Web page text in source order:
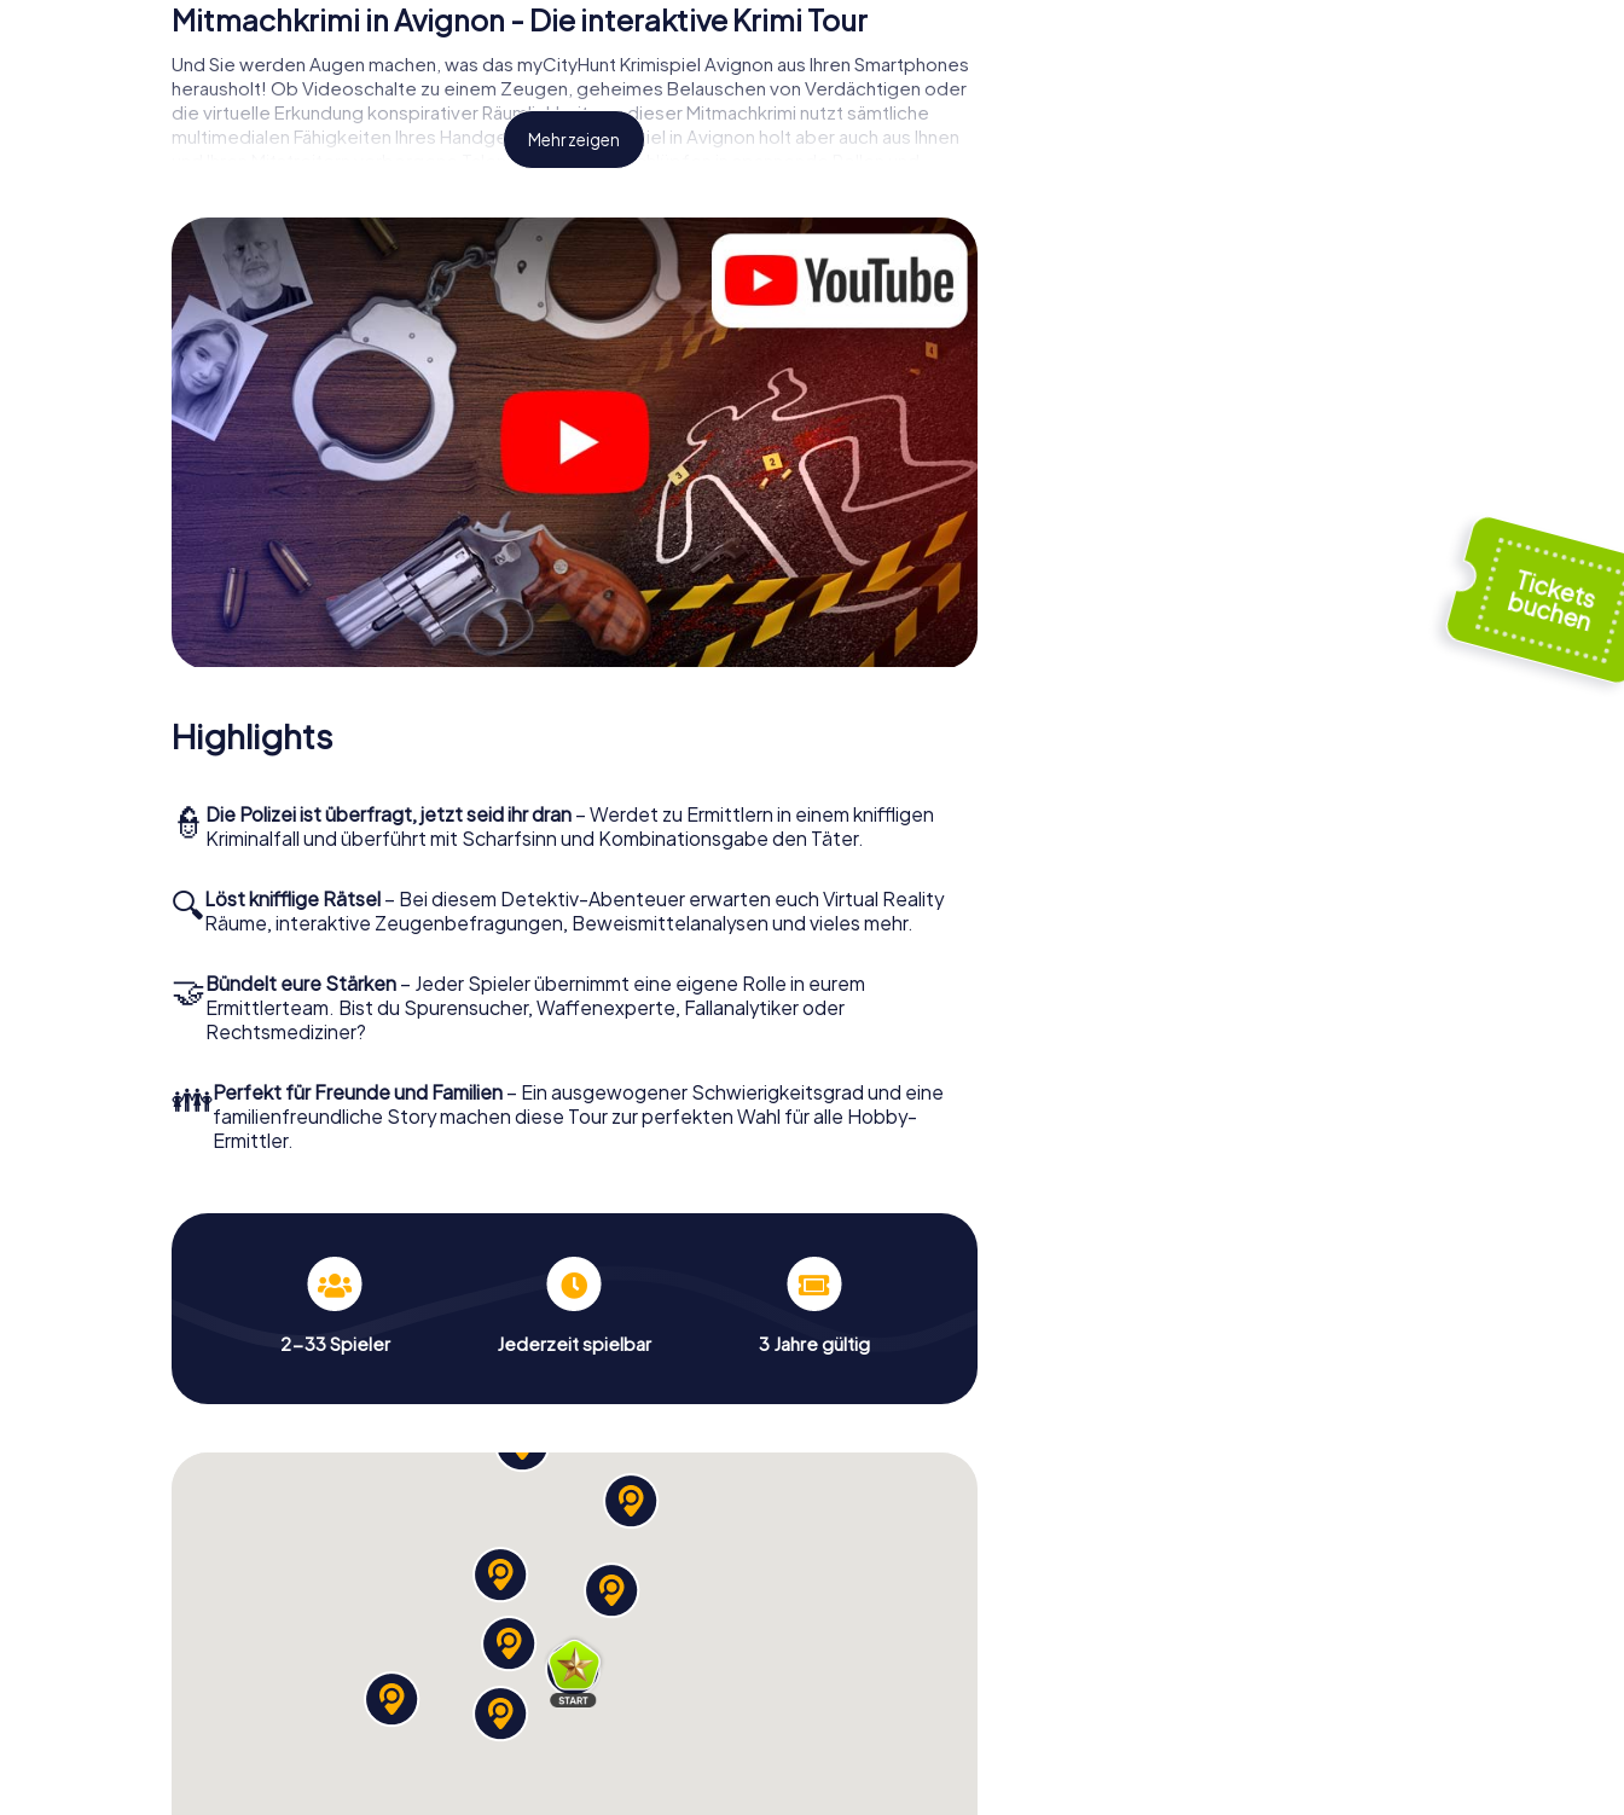
Mitmachkrimi in Avignon - Die interaktive Krimi Tour
Und Sie werden Augen machen, was das myCityHunt Krimispiel Avignon aus Ihren Smartphones
herausholt! Ob Videoschalte zu einem Zeugen, geheimes Belauschen von Verdächtigen oder
die virtuelle Erkundung konspirativer Räumlichkeiten – dieser Mitmachkrimi nutzt sämtliche
multimedialen Fähigkeiten Ihres Handgeräts. Das Krimispiel in Avignon holt aber auch aus Ihnen
und Ihren Mitstreitern verborgene Talente heraus! Sie schlüpfen in spannende Rollen und
die Ihrem jeweiligem Charakter entsprechen und dem Schlagwort „Abwechslungsreichtum“ an
ganz neue Bedeutung verleihen.
Das Krimispiel in Avignon kann beginnen!
Nun fehlt Ihnen nur noch eine Kleinigkeit, um mit Ihren Ermittlungen in Avignon zu starten: Ihr
Ticketcode! Ordern Sie ihn mit wenigen Klicks in unserem Ticketshop, schon in wenigen
Minuten finden Sie ihn in Ihrem eMail-Postfach. Jetzt starten Sie Ihren Online-Browser, geben
Ihren Code ein – und sind startklar!
Worauf warten Sie noch? Avignon zählt auf Sie!
Mehr zeigen
Highlights
👮 Die Polizei ist überfragt, jetzt seid ihr dran – Werdet zu Ermittlern in einem kniffligen
Kriminalfall und überführt mit Scharfsinn und Kombinationsgabe den Täter.
🔍Löst knifflige Rätsel – Bei diesem Detektiv-Abenteuer erwarten euch Virtual Reality
Räume, interaktive Zeugenbefragungen, Beweismittelanalysen und vieles mehr.
🤝Bündelt eure Stärken – Jeder Spieler übernimmt eine eigene Rolle in eurem
Ermittlerteam. Bist du Spurensucher, Waffenexperte, Fallanalytiker oder
Rechtsmediziner?
👪Perfekt für Freunde und Familien – Ein ausgewogener Schwierigkeitsgrad und eine
familienfreundliche Story machen diese Tour zur perfekten Wahl für alle Hobby-
Ermittler.
2-33 Spieler Jederzeit spielbar 3 Jahre gültig